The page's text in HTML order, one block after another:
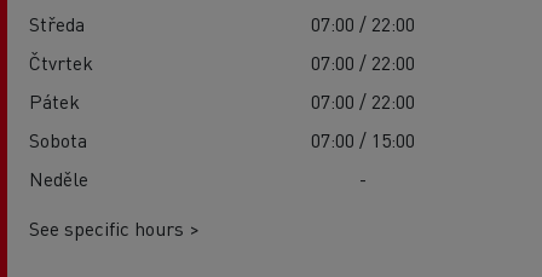
Středa
07:00 / 22:00
Čtvrtek
07:00 / 22:00
Pátek
07:00 / 22:00
Sobota
07:00 / 15:00
Neděle
-
See specific hours >